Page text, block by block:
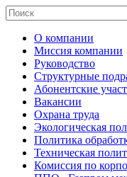
О компании
Миссия компании
Руководство
Структурные
Абонентские
Вакансии
Охрана труда
Экологическая
Политика
Техническая
Комиссия по